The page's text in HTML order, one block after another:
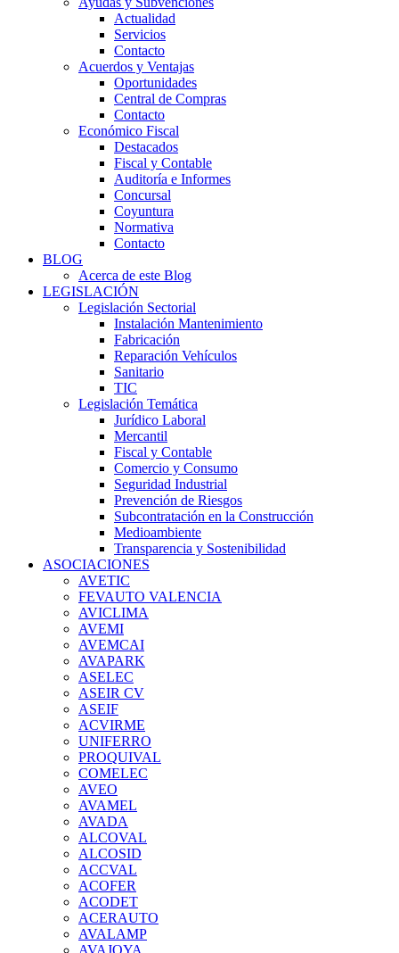
Actualidad
Servicios
Contacto
Acuerdos y Ventajas
Oportunidades
Central de Compras
Contacto
Económico Fiscal
Destacados
Fiscal y Contable
Auditoría e Informes
Concursal
Coyuntura
Normativa
Contacto
BLOG
Acerca de este Blog
LEGISLACIÓN
Legislación Sectorial
Instalación Mantenimiento
Fabricación
Reparación Vehículos
Sanitario
TIC
Legislación Temática
Jurídico Laboral
Mercantil
Fiscal y Contable
Comercio y Consumo
Seguridad Industrial
Prevención de Riesgos
Subcontratación en la Construcción
Medioambiente
Transparencia y Sostenibilidad
ASOCIACIONES
AVETIC
FEVAUTO VALENCIA
AVICLIMA
AVEMI
AVEMCAI
AVAPARK
ASELEC
ASEIR CV
ASEIF
ACVIRME
UNIFERRO
PROQUIVAL
COMELEC
AVEO
AVAMEL
AVADA
ALCOVAL
ALCOSID
ACCVAL
ACOFER
ACODET
ACERAUTO
AVALAMP
AVAJOYA